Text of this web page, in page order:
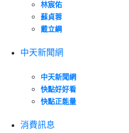
林宸佑
蘇貞蓉
戴立綱
中天新聞網
中天新聞網
快點好好看
快點正能量
消費訊息